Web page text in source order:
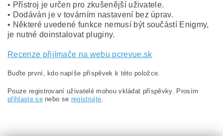
• Přístroj je určen pro zkušenější uživatele.
• Dodáván je v továrním nastavení bez úprav.
• Některé uvedené funkce nemusí být součástí Enigmy,
je nutné doinstalovat pluginy.
Recenze přijímače na webu pcrevue.sk
Buďte první, kdo napíše příspěvek k této položce.
Pouze registrovaní uživatelé mohou vkládat příspěvky. Prosím
přihlaste senebo se registrujte.